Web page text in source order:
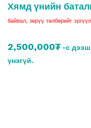
Хямд үнийн
байвал, зөрүү төлбөрийг
2,500,000₮ -с дээш
үнэгүй.